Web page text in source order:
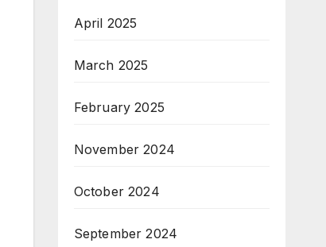
April 2025
March 2025
February 2025
November 2024
October 2024
September 2024